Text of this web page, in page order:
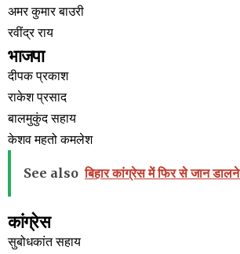
अमर कुमार बाउरी
रवींद्र राय
भाजपा
दीपक प्रकाश
राकेश प्रसाद
बालमुकुंद सहाय
केशव महतो कमलेश
See also बिहार कांग्रेस में फिर से जान
कांग्रेस
सुबोधकांत सहाय